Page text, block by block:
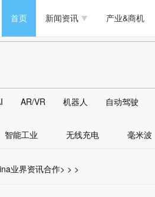
首页 新闻资讯
新能源 人工智能
马达电机技术 物联网
大数据/云
产业&商机
PC/周边 软件/工
马达电机技术 物联网
大数据/云 边缘计算
AR/VR 机器人 自动驾驶
智能工业 无线充电 毫米波
>
业界资讯 >
合作 >